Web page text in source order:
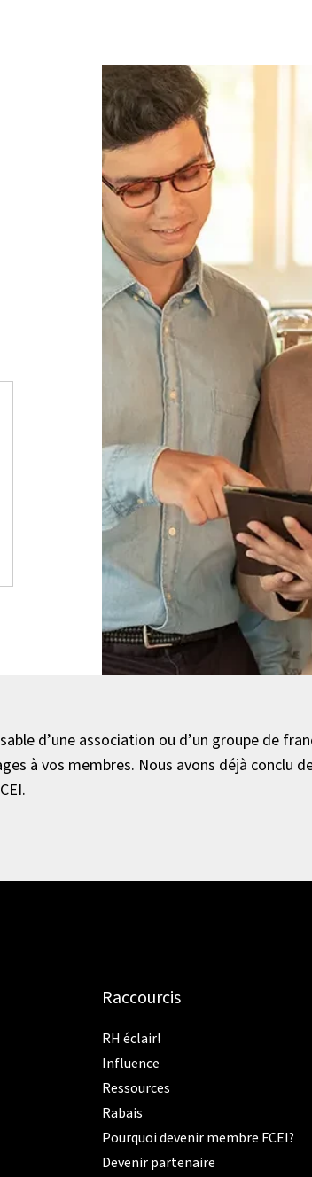
d’une association ou d’un groupe de
à vos membres. Nous avons déjà conclu
Raccourcis
RH éclair!
Influence
Ressources
Rabais
Pourquoi devenir membre FCEI?
Devenir partenaire